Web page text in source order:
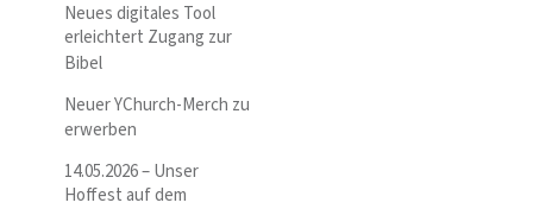
Neues digitales Tool
erleichtert Zugang zur
Bibel
Neuer YChurch-Merch zu
erwerben
14.05.2026 – Unser
Hoffest auf dem